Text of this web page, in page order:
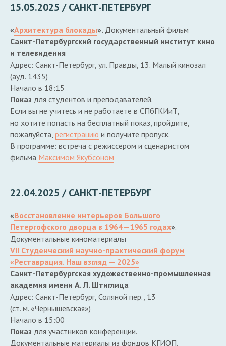
15.05.2025 / САНКТ-ПЕТЕРБУРГ
«Архитектура блокады». Документальный фильм
Санкт-Петербургский государственный институт кино
и телевидения
Адрес: Санкт-Петербург, ул. Правды, 13. Малый кинозал
(ауд. 1435)
Начало в 18:15
Показ для студентов и преподавателей.
Если вы не учитесь и не работаете в СПбГКИиТ,
но хотите попасть на бесплатный показ, пройдите,
пожалуйста, регистрацию и получите пропуск.
В программе: встреча с режиссером и сценаристом
фильма Максимом Якубсоном
22.04.2025 / САНКТ-ПЕТЕРБУРГ
«Восстановление интерьеров Большого
Петергофского дворца в 1964—1965 годах».
Документальные киноматериалы
VII Студенческий научно-практический форум
«Реставрация. Наш взгляд — 2025»
Санкт-Петербургская художественно-промышленная
академия имени А. Л. Штиглица
Адрес: Санкт-Петербург, Соляной пер., 13
(ст. м. «Чернышевская»)
Начало в 15:00
Показ для участников конференции.
Документальные материалы из фондов КГИОП,